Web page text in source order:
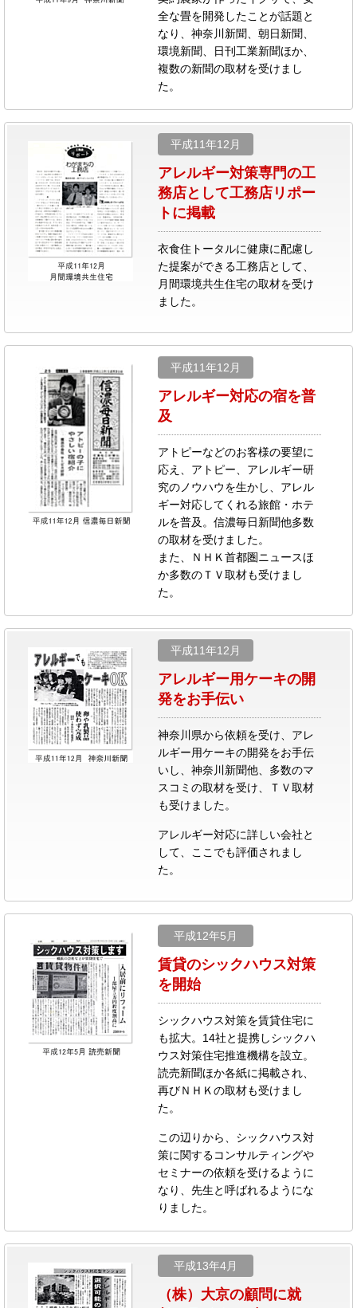
全な畳を開発したことが話題と
なり、神奈川新聞、朝日新聞、
環境新聞、日刊工業新聞ほか、
複数の新聞の取材を受けまし
た。
平成11年12月
アレルギー対策専門の工
務店として工務店リポー
トに掲載
衣食住トータルに健康に配慮し
た提案ができる工務店として、
月間環境共生住宅の取材を受け
ました。
平成11年12月
アレルギー対応の宿を普
及
アトピーなどのお客様の要望に
応え、アトピー、アレルギー研
究のノウハウを生かし、アレル
ギー対応してくれる旅館・ホテ
ルを普及。信濃毎日新聞他多数
の取材を受けました。
また、ＮＨＫ首都圏ニュースほ
か多数のＴＶ取材も受けまし
た。
平成11年12月
アレルギー用ケーキの開
発をお手伝い
神奈川県から依頼を受け、アレ
ルギー用ケーキの開発をお手伝
いし、神奈川新聞他、多数のマ
スコミの取材を受け、ＴＶ取材
も受けました。
アレルギー対応に詳しい会社と
して、ここでも評価されまし
た。
平成12年5月
賃貸のシックハウス対策
を開始
シックハウス対策を賃貸住宅に
も拡大。14社と提携しシックハ
ウス対策住宅推進機構を設立。
読売新聞ほか各紙に掲載され、
再びＮＨＫの取材も受けまし
た。
この辺りから、シックハウス対
策に関するコンサルティングや
セミナーの依頼を受けるように
なり、先生と呼ばれるようにな
りました。
平成13年4月
（株）大京の顧問に就